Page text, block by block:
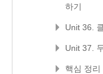
하기
Unit 36.
Unit 37.
핵심 정리